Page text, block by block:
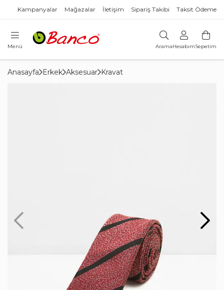
Kampanyalar Mağazalar İletişim Sipariş Takibi Taksit Ödeme
Menü AramaHesabımSepetim
Anasayfa Erkek Aksesuar Kravat